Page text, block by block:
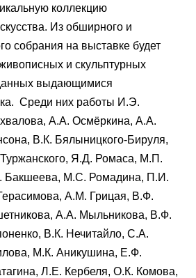
коллекцию
Из обширного и
собрания на выставке будет
и скульптурных
выдающимися
Среди них работы И.Э.
А.А. Осмёркина, А.А.
В.К. Бялыницкого-Бируля,
Я.Д. Ромаса, М.П.
Бакшеева, М.С. Ромадина, П.И.
А.М. Грицая, В.Ф.
А.А. Мыльникова, В.Ф.
В.К. Нечитайло, С.А.
М.К. Аникушина, Е.Ф.
Л.Е. Кербеля, О.К. Комова,